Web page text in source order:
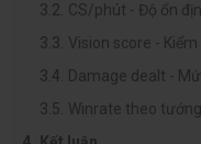
CS/phút - Độ ổn
Vision score -
Damage dealt -
Winrate theo